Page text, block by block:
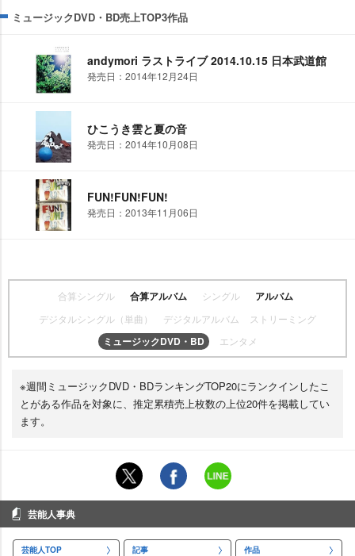
ミュージックDVD・BD売上TOP3作品
andymori ラストライブ 2014.10.15 日本武道館
発売日：2014年12月24日
ひこうき雲と夏の音
発売日：2014年10月08日
FUN!FUN!FUN!
発売日：2013年11月06日
合算シングル 合算アルバム シングル アルバム
デジタルシングル（単曲） デジタルアルバム ストリーミング
ミュージックDVD・BD エンタメ
※週間ミュージックDVD・BDランキングTOP20にランクインしたこ
とがある作品を対象に、推定累積売上枚数の上位20件を掲載してい
ます。
芸能人事典
芸能人TOP 記事 作品